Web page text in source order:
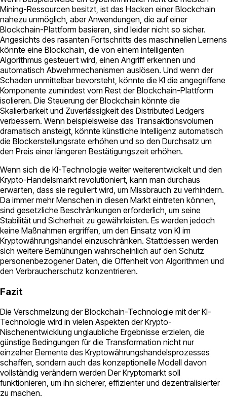
Mining-Ressourcen besitzt, ist das Hacken einer Blockchain
nahezu unmöglich, aber Anwendungen, die auf einer
Blockchain-Plattform basieren, sind leider nicht so sicher.
Angesichts des rasanten Fortschritts des maschinellen Lernens
könnte eine Blockchain, die von einem intelligenten
Algorithmus gesteuert wird, einen Angriff erkennen und
automatisch Abwehrmechanismen auslösen. Und wenn der
Schaden unmittelbar bevorsteht, könnte die KI die angegriffene
Komponente zumindest vom Rest der Blockchain-Plattform
isolieren. Die Steuerung der Blockchain könnte die
Skalierbarkeit und Zuverlässigkeit des Distributed Ledgers
verbessern. Wenn beispielsweise das Transaktionsvolumen
dramatisch ansteigt, könnte künstliche Intelligenz automatisch
die Blockerstellungsrate erhöhen und so den Durchsatz um
den Preis einer längeren Bestätigungszeit erhöhen.
Wenn sich die KI-Technologie weiter weiterentwickelt und den
Krypto-Handelsmarkt revolutioniert, kann man durchaus
erwarten, dass sie reguliert wird, um Missbrauch zu verhindern.
Da immer mehr Menschen in diesen Markt eintreten können,
sind gesetzliche Beschränkungen erforderlich, um seine
Stabilität und Sicherheit zu gewährleisten. Es werden jedoch
keine Maßnahmen ergriffen, um den Einsatz von KI im
Kryptowährungshandel einzuschränken. Stattdessen werden
sich weitere Bemühungen wahrscheinlich auf den Schutz
personenbezogener Daten, die Offenheit von Algorithmen und
den Verbraucherschutz konzentrieren.
Fazit
Die Verschmelzung der Blockchain-Technologie mit der KI-
Technologie wird in vielen Aspekten der Krypto-
Nischenentwicklung unglaubliche Ergebnisse erzielen, die
günstige Bedingungen für die Transformation nicht nur
einzelner Elemente des Kryptowährungshandelsprozesses
schaffen, sondern auch das konzeptionelle Modell davon
vollständig verändern werden Der Kryptomarkt soll
funktionieren, um ihn sicherer, effizienter und dezentralisierter
zu machen.